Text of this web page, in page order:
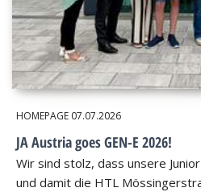
HOMEPAGE 07.07.2026
JA Austria goes GEN-E 2026!
Wir sind stolz, dass unsere
und damit die HTL